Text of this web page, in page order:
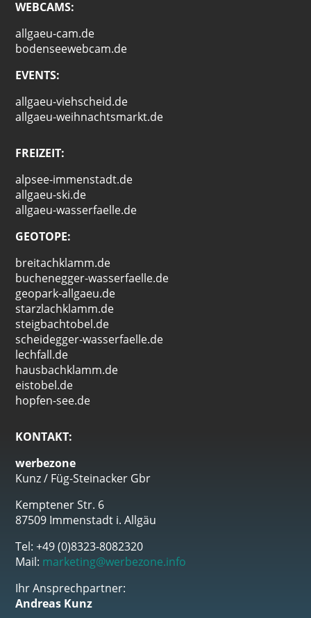
WEBCAMS:
allgaeu-cam.de
bodenseewebcam.de
EVENTS:
allgaeu-viehscheid.de
allgaeu-weihnachtsmarkt.de
FREIZEIT:
alpsee-immenstadt.de
allgaeu-ski.de
allgaeu-wasserfaelle.de
GEOTOPE:
breitachklamm.de
buchenegger-wasserfaelle.de
geopark-allgaeu.de
starzlachklamm.de
steigbachtobel.de
scheidegger-wasserfaelle.de
lechfall.de
hausbachklamm.de
eistobel.de
hopfen-see.de
KONTAKT:
werbezone
Kunz / Füg-Steinacker Gbr
Kemptener Str. 6
87509 Immenstadt i. Allgäu
Tel: +49 (0)8323-8082320
Mail: marketing@werbezone.info
Ihr Ansprechpartner:
Andreas Kunz